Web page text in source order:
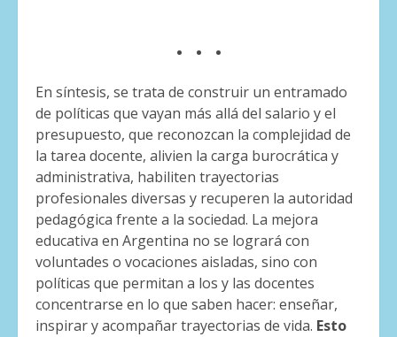
. . .
En síntesis, se trata de construir un entramado
de políticas que vayan más allá del salario y el
presupuesto, que reconozcan la complejidad de
la tarea docente, alivien la carga burocrática y
administrativa, habiliten trayectorias
profesionales diversas y recuperen la autoridad
pedagógica frente a la sociedad. La mejora
educativa en Argentina no se logrará con
voluntades o vocaciones aisladas, sino con
políticas que permitan a los y las docentes
concentrarse en lo que saben hacer: enseñar,
inspirar y acompañar trayectorias de vida. Esto